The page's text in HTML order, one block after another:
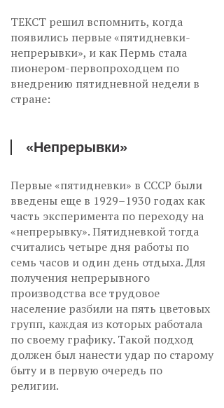
ТЕКСТ решил вспомнить, когда
появились первые «пятидневки-
непрерывки», и как Пермь стала
пионером-первопроходцем по
внедрению пятидневной недели в
стране:
«Непрерывки»
Первые «пятидневки» в СССР были
введены еще в 1929–1930 годах как
часть эксперимента по переходу на
«непрерывку». Пятидневкой тогда
считались четыре дня работы по
семь часов и один день отдыха. Для
получения непрерывного
производства все трудовое
население разбили на пять цветовых
групп, каждая из которых работала
по своему графику. Такой подход
должен был нанести удар по старому
быту и в первую очередь по
религии.